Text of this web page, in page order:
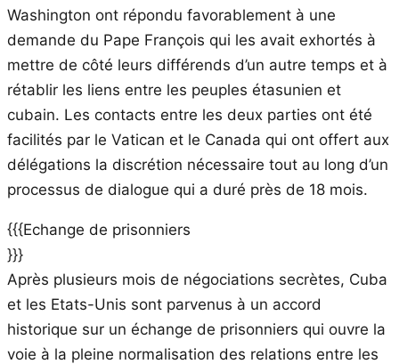
Washington ont répondu favorablement à une
demande du Pape François qui les avait exhortés à
mettre de côté leurs différends d’un autre temps et à
rétablir les liens entre les peuples étasunien et
cubain. Les contacts entre les deux parties ont été
facilités par le Vatican et le Canada qui ont offert aux
délégations la discrétion nécessaire tout au long d’un
processus de dialogue qui a duré près de 18 mois.
{{{Echange de prisonniers
}}}
Après plusieurs mois de négociations secrètes, Cuba
et les Etats-Unis sont parvenus à un accord
historique sur un échange de prisonniers qui ouvre la
voie à la pleine normalisation des relations entre les